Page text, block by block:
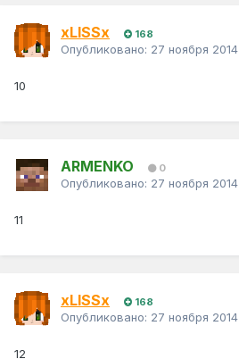
xLISSx 168
Опубликовано: 27 ноября 2014
10
ARMENKO 0
Опубликовано: 27 ноября 2014
11
xLISSx 168
Опубликовано: 27 ноября 2014
12